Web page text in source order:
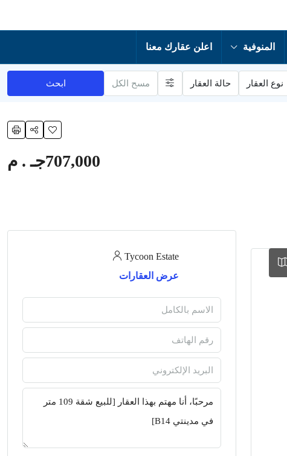
المنوفية اعلن عقارك معنا
نوع العقار حالة العقار مسح الكل ابحث
707,000جـ . م
Tycoon Estate
عرض العقارات